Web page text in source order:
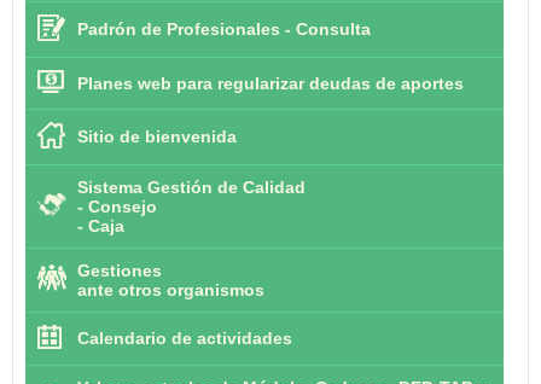
Padrón de Profesionales - Consulta
Planes web para regularizar deudas de aportes
Sitio de bienvenida
Sistema Gestión de Calidad
- Consejo
- Caja
Gestiones
ante otros organismos
Calendario de actividades